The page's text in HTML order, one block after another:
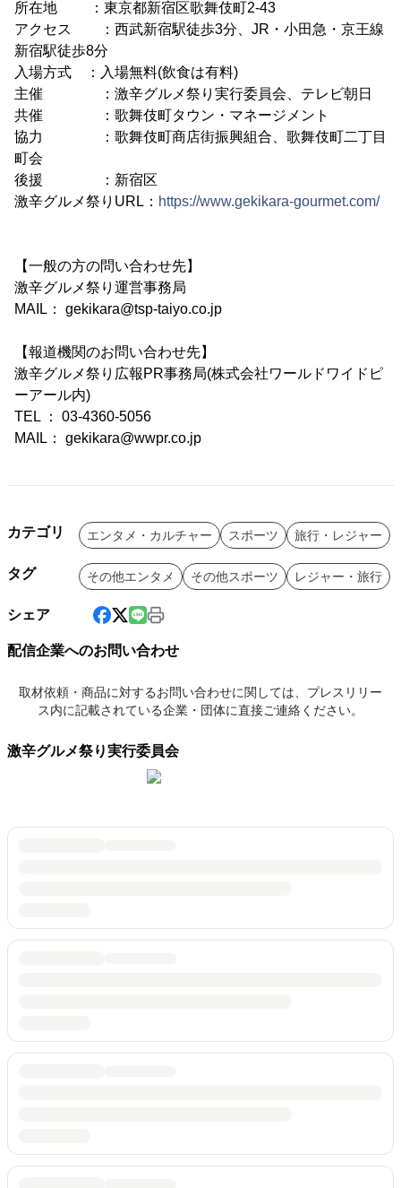
所在地 ：東京都新宿区歌舞伎町2-43
アクセス ：西武新宿駅徒歩3分、JR・小田急・京王線
新宿駅徒歩8分
入場方式 ：入場無料(飲食は有料)
主催 ：激辛グルメ祭り実行委員会、テレビ朝日
共催 ：歌舞伎町タウン・マネージメント
協力 ：歌舞伎町商店街振興組合、歌舞伎町二丁目
町会
後援 ：新宿区
激辛グルメ祭りURL： https://www.gekikara-gourmet.com/
【一般の方の問い合わせ先】
激辛グルメ祭り運営事務局
MAIL： gekikara@tsp-taiyo.co.jp
【報道機関のお問い合わせ先】
激辛グルメ祭り広報PR事務局(株式会社ワールドワイドピ
ーアール内)
TEL ： 03-4360-5056
MAIL： gekikara@wwpr.co.jp
カテゴリ エンタメ・カルチャー スポーツ 旅行・レジャー
タグ その他エンタメ その他スポーツ レジャー・旅行
シェア
配信企業へのお問い合わせ
取材依頼・商品に対するお問い合わせに関しては、プレスリリー
ス内に記載されている企業・団体に直接ご連絡ください。
激辛グルメ祭り実行委員会